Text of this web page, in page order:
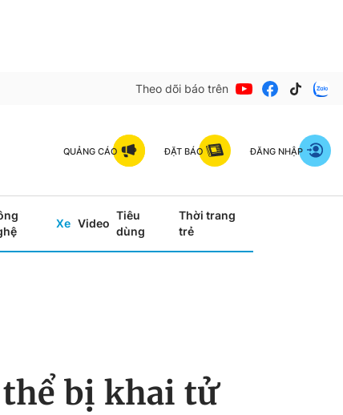
Theo dõi báo trên
QUẢNG CÁO ĐẶT BÁO ĐĂNG NHẬP
Xe Video
Tiêu
dùng
Thời trang
trẻ
thể bị khai tử